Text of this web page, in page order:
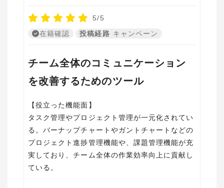
5/5
在籍確認
投稿経路 キャンペーン
チーム全体のコミュニケーション
を改善するためのツール
【役立った機能面】
タスク管理やプロジェクト管理が一元化されてい
る。バーナップチャートやガントチャートなどの
プロジェクト進捗管理機能や、課題管理機能が充
実しており、チーム全体の作業効率向上に貢献し
ている。